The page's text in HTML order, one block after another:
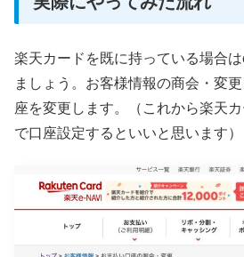
楽天カードを既に持っている場合
ましょう。お客様情報の商会・変
座を変更します。（これから楽天
で口座設定するといいと思います）